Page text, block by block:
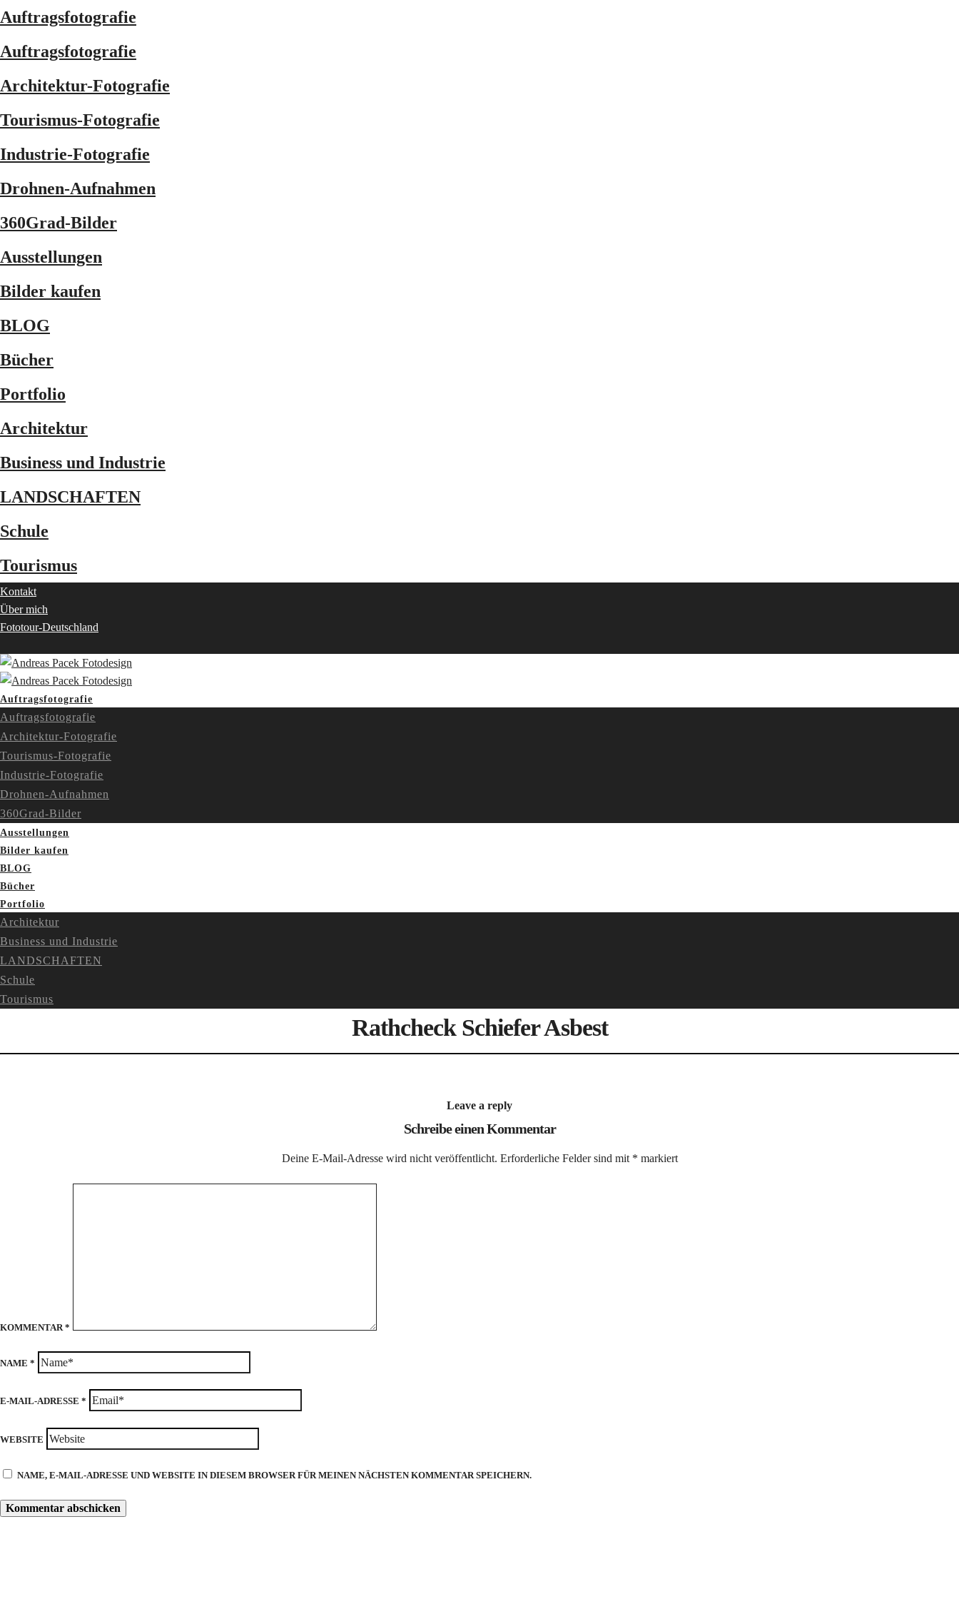
Auftragsfotografie
Auftragsfotografie
Architektur-Fotografie
Tourismus-Fotografie
Industrie-Fotografie
Drohnen-Aufnahmen
360Grad-Bilder
Ausstellungen
Bilder kaufen
BLOG
Bücher
Portfolio
Architektur
Business und Industrie
LANDSCHAFTEN
Schule
Tourismus
Kontakt
Über mich
Fototour-Deutschland
Auftragsfotografie
Auftragsfotografie
Architektur-Fotografie
Tourismus-Fotografie
Industrie-Fotografie
Drohnen-Aufnahmen
360Grad-Bilder
Ausstellungen
Bilder kaufen
BLOG
Bücher
Portfolio
Architektur
Business und Industrie
LANDSCHAFTEN
Schule
Tourismus
Rathcheck Schiefer Asbest
Leave a reply
Schreibe einen Kommentar
Deine E-Mail-Adresse wird nicht veröffentlicht. Erforderliche Felder sind mit * markiert
KOMMENTAR *
NAME *
E-MAIL-ADRESSE *
WEBSITE
NAME, E-MAIL-ADRESSE UND WEBSITE IN DIESEM BROWSER FÜR MEINEN NÄCHSTEN KOMMENTAR SPEICHERN.